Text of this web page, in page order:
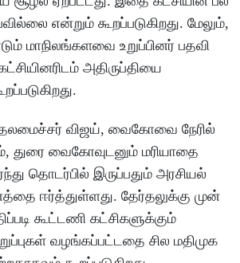
என்றும் கூறப்படுகிறது. மேலும்,
மாநிலங்களவை உறுப்பினர் பதவி
அதிருப்தியை
விஜய், வைகோவை நேரில்
துரை வைகோவுடனும் மரியாதை
தொடர்பில் இருப்பதும் அரசியல்
ஈர்த்துள்ளது. தேர்தலுக்கு முன்
கூட்டணி கட்சிகளுக்கும்
வழங்கப்பட்டதை சில மதிமுக